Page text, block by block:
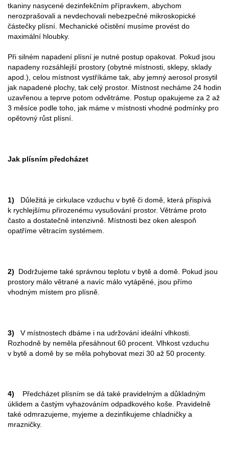
tkaniny nasycené dezinfekčním přípravkem, abychom
nerozprašovali a nevdechovali nebezpečné mikroskopické
částečky plísní. Mechanické očistění musíme provést do
maximální hloubky.
Při silném napadení plísní je nutné postup opakovat. Pokud jsou
napadeny rozsáhlejší prostory (obytné místnosti, sklepy, sklady
apod.), celou místnost vystříkáme tak, aby jemný aerosol prosytil
jak napadené plochy, tak celý prostor. Místnost necháme 24 hodin
uzavřenou a teprve potom odvětráme. Postup opakujeme za 2 až
3 měsíce podle toho, jak máme v místnosti vhodné podmínky pro
opětovný růst plísní.
Jak plísním předcházet
1) Důležitá je cirkulace vzduchu v bytě či domě, která přispívá
k rychlejšímu přirozenému vysušování prostor. Větráme proto
často a dostatečně intenzivně. Místnosti bez oken alespoň
opatříme větracím systémem.
2) Dodržujeme také správnou teplotu v bytě a domě. Pokud jsou
prostory málo větrané a navíc málo vytápěné, jsou přímo
vhodným místem pro plísně.
3) V místnostech dbáme i na udržování ideální vlhkosti.
Rozhodně by neměla přesáhnout 60 procent. Vlhkost vzduchu
v bytě a domě by se měla pohybovat mezi 30 až 50 procenty.
4) Předcházet plísním se dá také pravidelným a důkladným
úklidem a častým vyhazováním odpadkového koše. Pravidelně
také odmrazujeme, myjeme a dezinfikujeme chladničky a
mrazničky.